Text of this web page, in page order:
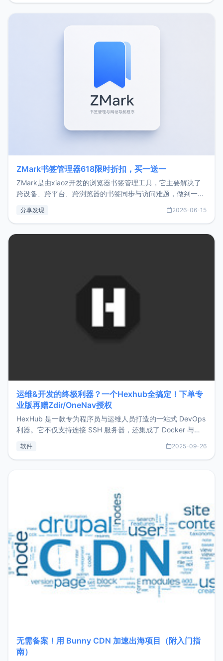
ZMark书签管理器618限时折扣，买一送一
ZMark是由xiaoz开发的浏览器书签管理工具，它主要解决了
跨设备、跨平台、跨浏览器的书签同步与访问难题，做到一处
用，让管理更高效。ZMark官网地址：
分享发现 2026-06-15
运维&开发的终极利器？一个Hexhub全搞定！下单专
业版再赠Zdir/OneNav授权
HexHub 是一款专为程序员与运维人员打造的一站式 DevOps
利器。它不仅支持连接 SSH 服务器，还集成了 Docker 与常
件间频繁切换，仅凭 HexHub 即可同时搞定运维与数据库操
软件 2025-09-26
无需备案！用 Bunny CDN 加速出海项目（附入门指
南）